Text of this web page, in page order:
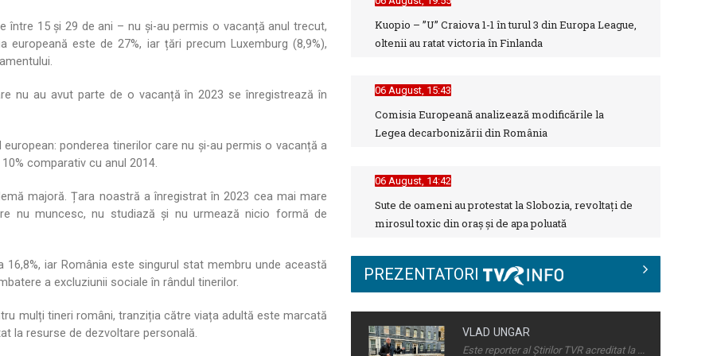
între 15 și 29 de ani – nu și-au permis o vacanță anul trecut,
este de 27%, iar țări precum Luxemburg (8,9%),
nu au avut parte de o vacanță în 2023 se înregistrează în
ponderea tinerilor care nu și-au permis o vacanță a
comparativ cu anul 2014.
majoră. Țara noastră a înregistrat în 2023 cea mai mare
nu muncesc, nu studiază și nu urmează nicio formă de
iar România este singurul stat membru unde această
a excluziunii sociale în rândul tinerilor.
mulți tineri români, tranziția către viața adultă este marcată
la resurse de dezvoltare personală.
BAC 2026: Soluționarea
Adaptarea românilor la presiunea
economică
Deciziile Summitului NATO de la
Ankara și evaluarea strategică a
României ...
Kuopio – ”U” Craiova 1-1 în turul 3 din Europa League,
oltenii au ratat victoria în Finlanda
06 August, 15:43
Comisia Europeană analizează modificările la
Legea decarbonizării din România
06 August, 14:42
Sute de oameni au protestat la Slobozia, revoltați de
mirosul toxic din oraș și de apa poluată
PREZENTATORI
VLAD UNGAR
Este reporter al Știrilor TVR acreditat la ...